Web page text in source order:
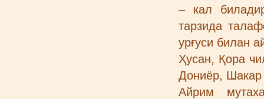
– кал
тарзида
урғуси билан
Ҳусан, Қора
Дониёр, Шакар
Айрим